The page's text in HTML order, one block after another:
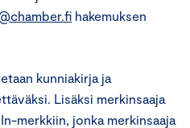
hakemuksen
kunniakirja ja
Lisäksi merkinsaaja
merkkiin, jonka merkinsaaja